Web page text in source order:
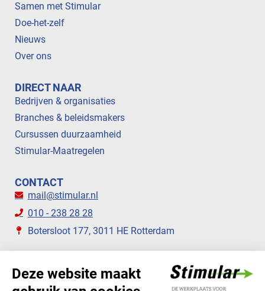
Samen met Stimular
Doe-het-zelf
Nieuws
Over ons
DIRECT NAAR
Bedrijven & organisaties
Branches & beleidsmakers
Cursussen duurzaamheid
Stimular-Maatregelen
CONTACT
mail@stimular.nl
010 - 238 28 28
Botersloot 177, 3011 HE Rotterdam